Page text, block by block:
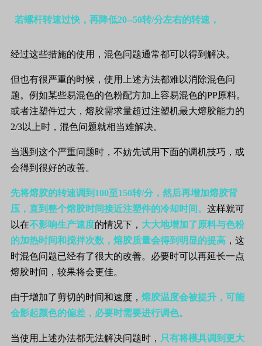
若螺杆转速过快，再降低20--50转/分左右的转速，
经过这些措施的使用，混色问题通常都可以得到解决。
但也有很严重的时候，使用上述方法都难以消除混色问
题。例如某些易混色的色粉配方加上容易混色的PP原料。
或者注塑件过大，熔胶需求量超过注塑机最大熔胶能力的
2/3以上时，混色问题就相当难解决。
当遇到这个严重问题时，不妨先试用下面的调机技巧，或
会得到很好的改善。
先将熔胶的转速调到 100至150转/分，然后再增加熔胶背
压，直到整个熔胶时间接近注塑件的冷却时间。 这样就可
以在不影响生产速度的情况下， 大大地增加了原料与色粉
的加热时间和搅拌次数，熔胶质量会得到明显的提高 ，这
时混色问题已经有了很大的改善。必要时可以再延长一点
熔胶时间，较果将会更佳。
由于增加了剪切的时间和速度， 熔胶温度会被提升，可能
会影起颜色的偏差，必要时需要进行调色。
当使用上述办法都无法解决问题时， 只有将模具调到更大